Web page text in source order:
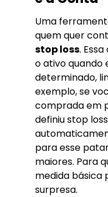
Uma
quem quer
stop loss.
o ativo quando
determinado,
exemplo, se
comprada em
definiu stop
para esse
maiores. Para
medida básica
surpresa.